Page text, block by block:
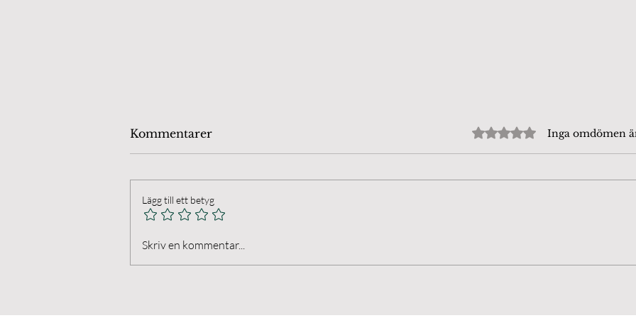
Öland Chamber Players.
Kommentarer Betygsatt till 0 av 5
Inga omdömen
Lägg till ett betyg
Skriv en kommentar...